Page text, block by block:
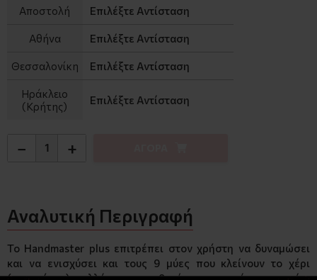
Αποστολή Επιλέξτε Αντίσταση
Αθήνα Επιλέξτε Αντίσταση
Θεσσαλονίκη Επιλέξτε Αντίσταση
Ηράκλειο
(Κρήτης)
Επιλέξτε Αντίσταση
− +
Αναλυτική Περιγραφή
To Handmaster plus επιτρέπει στον χρήστη να δυναμώσει
και να ενισχύσει και τους 9 μύες που κλείνουν το χέρι